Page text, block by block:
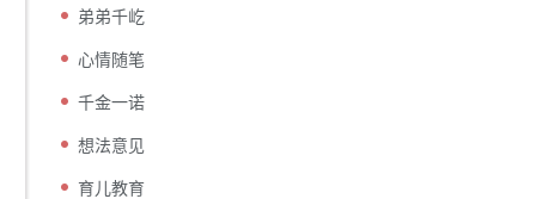
弟弟千屹
心情随笔
千金一诺
想法意见
育儿教育